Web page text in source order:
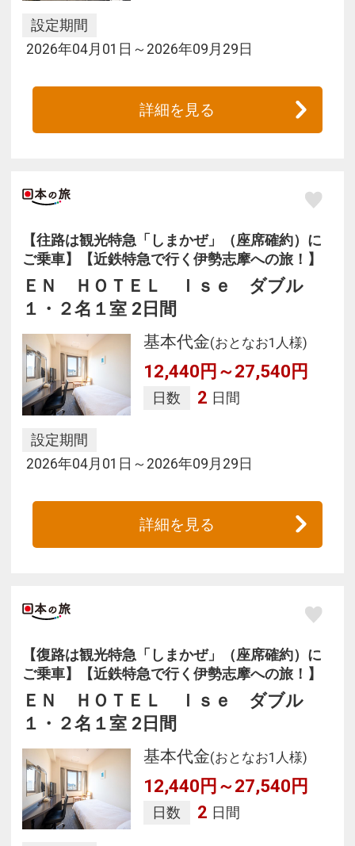
設定期間
2026年04月01日～2026年09月29日
詳細を見る
【往路は観光特急「しまかぜ」（座席確約）に
ご乗車】【近鉄特急で行く伊勢志摩への旅！】
ＥＮ ＨＯＴＥＬ Ｉｓｅ ダブル
１・２名１室 2日間
基本代金(おとなお1人様)
12,440円～27,540円
日数 2 日間
設定期間
2026年04月01日～2026年09月29日
詳細を見る
【復路は観光特急「しまかぜ」（座席確約）に
ご乗車】【近鉄特急で行く伊勢志摩への旅！】
ＥＮ ＨＯＴＥＬ Ｉｓｅ ダブル
１・２名１室 2日間
基本代金(おとなお1人様)
12,440円～27,540円
日数 2 日間